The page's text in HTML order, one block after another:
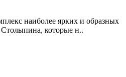
наиболее ярких и образных
которые н..